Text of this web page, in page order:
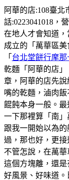
阿華的店:108臺北
話:0223041018，
在地人才會知道
成立的「萬華區
「 台北堂餅行摩那
乾麵「阿華的店
章，阿華的店先
嘴的乾麵，滷肉
餛飩本身一般。
一下那裡算「南」
跟我一開始以為
過，那也好，更
不管怎說，在萬
這個方塊離，還
好風景、好味道